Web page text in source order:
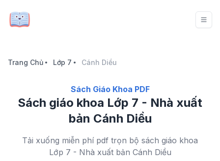
Trang Chủ Lớp 7 Cánh Diều
Sách Giáo Khoa PDF
Sách giáo khoa Lớp 7 - Nhà xuất
bản Cánh Diều
Tải xuống miễn phí pdf trọn bộ sách giáo khoa
Lớp 7 - Nhà xuất bản Cánh Diều